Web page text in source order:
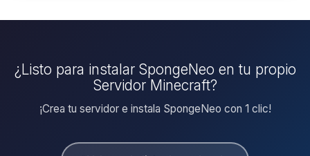
¿Listo para instalar SpongeNeo en tu propio
Servidor Minecraft?
¡Crea tu servidor e instala SpongeNeo con 1 clic!